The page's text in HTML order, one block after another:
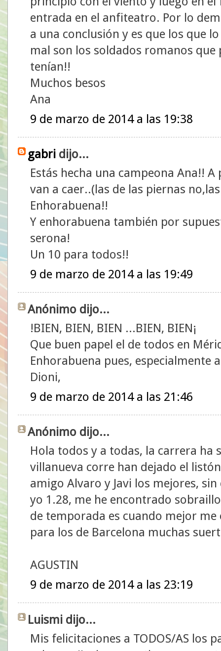
entrada en el anfiteatro. Por lo
a una conclusión y es que los que
mal son los soldados romanos
tenían!!
Muchos besos
Ana
9 de marzo de 2014 a las 19:38
gabri dijo...
Estás hecha una campeona Ana!!
van a caer..(las de las piernas
Enhorabuena!!
Y enhorabuena también por
serona!
Un 10 para todos!!
9 de marzo de 2014 a las 19:49
Anónimo dijo...
!BIEN, BIEN, BIEN ...BIEN, BIEN¡
Que buen papel el de todos en
Enhorabuena pues, especialmente
Dioni,
9 de marzo de 2014 a las 21:46
Anónimo dijo...
Hola todos y a todas, la carrera ha
villanueva corre han dejado el
amigo Alvaro y Javi los mejores,
yo 1.28, me he encontrado
de temporada es cuando mejor
para los de Barcelona muchas
AGUSTIN
9 de marzo de 2014 a las 23:19
Luismi dijo...
Mis felicitaciones a TODOS/AS los